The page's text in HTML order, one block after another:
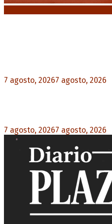
7 agosto, 20267 agosto, 2026
7 agosto, 20267 agosto, 2026